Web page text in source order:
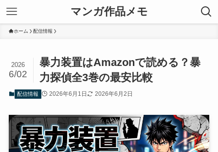
マンガ作品メモ
ホーム 配信情報
暴力装置はAmazonで読める？暴
力探偵全3巻の最安比較
2026
6/02
配信情報 2026年6月1日 2026年6月2日